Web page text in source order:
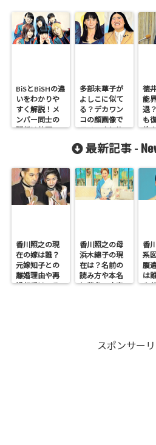
BiSとBiSHの違
いをわかりや
すく解説！メ
ンバー同士の
関係は仲悪
多部未華子が
よしこに似て
る？デカワン
コの顔画像で
モノマネと比
較検証！
徳
能
退
も
性
最新記事 -
香川照之の現
在の嫁は誰？
元嫁知子との
離婚理由や再
婚相手はいる
香川照之の母
浜木綿子の現
在は？名前の
読み方や本名
と芸名の由来
香
系
腹
は
や
スポンサー